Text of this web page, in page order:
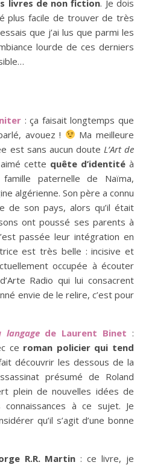
livres de non fiction. Je dois
plus facile de trouver de très
que j’ai lus que parmi les
lourde de ces derniers
: ça faisait longtemps que
avouez !
Ma meilleure
est sans aucun doute L’Art de
aimé cette quête d’identité à
paternelle de Naïma,
algérienne. Son père a connu
de son pays, alors qu’il était
ont poussé ses parents à
passée leur intégration en
est très belle : incisive et
occupée à écouter
d’Arte Radio qui lui consacrent
envie de le relire, c’est pour
langagede Laurent Binet :
ce roman policier qui tend
découvrir les dessous de la
présumé de Roland
plein de nouvelles idées de
à ce sujet. Je
qu’il s’agit d’une bonne
R.R. Martin : ce livre, je